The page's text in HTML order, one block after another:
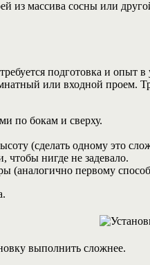
из массива сосны или
подготовка и опыт
или входной проем.
по бокам и сверху.
(сделать одному это
чтобы нигде не задевало.
(аналогично первому
выполнить сложнее.